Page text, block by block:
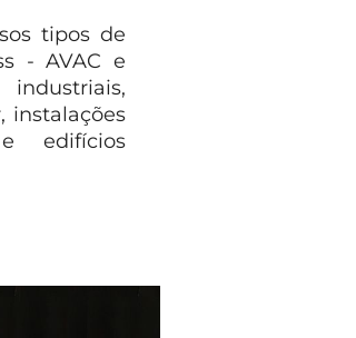
tipos de
- AVAC e
instalações
edifícios